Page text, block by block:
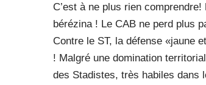
C’est à ne plus rien
bérézina ! Le CAB ne perd plus
Contre le ST, la défense «jaune
! Malgré une domination
des Stadistes, très habiles dans